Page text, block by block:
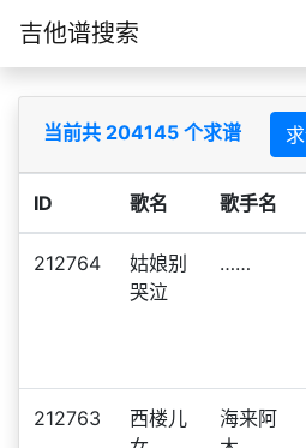
吉他谱搜索
当前共 204145 个求谱
ID 歌名 歌手名
212764
姑娘别
哭泣
……
212763
西楼儿
海来阿